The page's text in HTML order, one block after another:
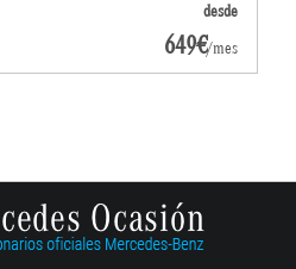
desde
649€/mes